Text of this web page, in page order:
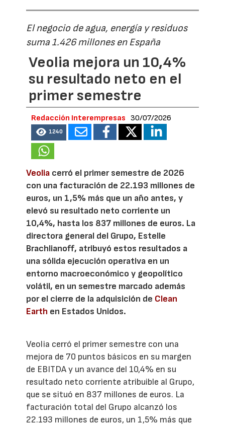
El negocio de agua, energía y residuos
suma 1.426 millones en España
Veolia mejora un 10,4%
su resultado neto en el
primer semestre
Redacción Interempresas 30/07/2026
1240
Veolia cerró el primer semestre de 2026
con una facturación de 22.193 millones de
euros, un 1,5% más que un año antes, y
elevó su resultado neto corriente un
10,4%, hasta los 837 millones de euros. La
directora general del Grupo, Estelle
Brachlianoff, atribuyó estos resultados a
una sólida ejecución operativa en un
entorno macroeconómico y geopolítico
volátil, en un semestre marcado además
por el cierre de la adquisición de Clean
Earth en Estados Unidos.
Veolia cerró el primer semestre con una
mejora de 70 puntos básicos en su margen
de EBITDA y un avance del 10,4% en su
resultado neto corriente atribuible al Grupo,
que se situó en 837 millones de euros. La
facturación total del Grupo alcanzó los
22.193 millones de euros, un 1,5% más que